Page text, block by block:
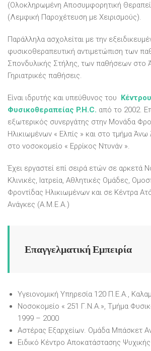
(Ολοκληρωμένη Αποσυμφορητική
(Λεμφική Παροχέτευση με Χειρισμούς).
Παράλληλα ασχολείται με την
φυσικοθεραπευτική αντιμετώπιση των
Σπονδυλικής Στήλης, των παθήσεων στο
Γηριατρικές παθήσεις.
Είναι ιδρυτής και υπεύθυνος του Κέντρου
Φυσικοθεραπείας P.H.C. από το 2002.
εξωτερικός συνεργάτης στην Μονάδα
Ηλικιωμένων « Ελπίς » και στο τμήμα Άνω
στο νοσοκομείο « Ερρίκος Ντυνάν ».
Έχει εργαστεί επί σειρά ετών σε αρκετά
Κλινικές, Ιατρεία, Αθλητικές Ομάδες,
Φροντίδας Ηλικιωμένων και σε Κέντρα
Ανάγκες (Α.Μ.Ε.Α.)
Επαγγελματική Εμπειρία
Υγειονομική Υπηρεσία 120 Π.Ε.Α.,
Νοσοκομείο « 251 Γ.Ν.Α.», Τμήμα
1999 – 2000
Αστέρας Εξαρχείων. Ομάδα Μπάσκετ
Ειδικό Κέντρο Αποκατάστασης Ψυχικής